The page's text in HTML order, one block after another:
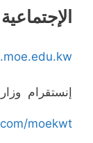
إنستقرام
moekwt/